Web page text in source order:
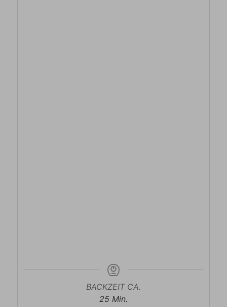
BACKZEIT CA.
25Minuten
Min.